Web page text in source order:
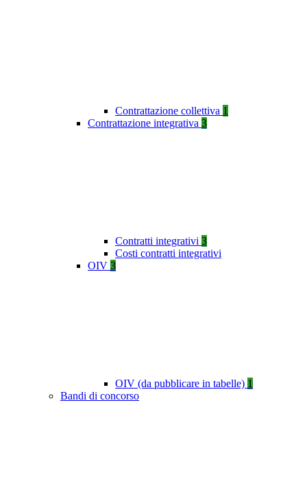
Contrattazione collettiva 1
Contrattazione integrativa 3
Contratti integrativi 3
Costi contratti integrativi
OIV 3
OIV (da pubblicare in tabelle) 1
Bandi di concorso